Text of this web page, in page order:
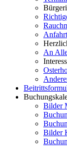
Anfahrt
An
Bilder
Bilder